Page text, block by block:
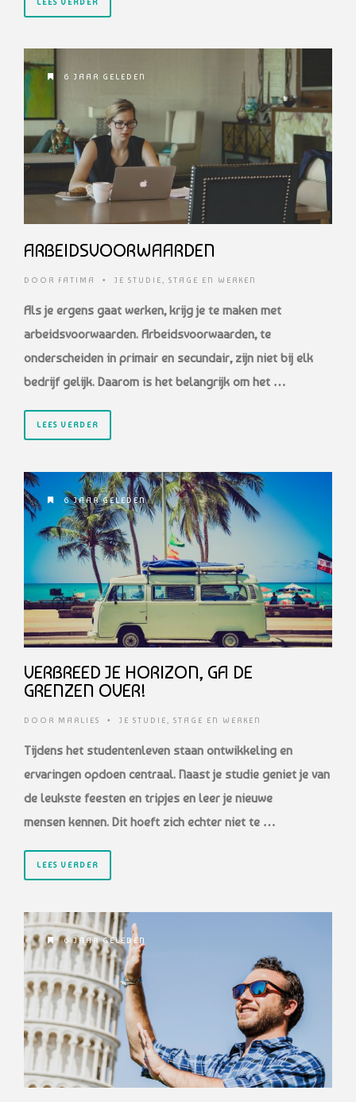
LEES VERDER
6 JAAR GELEDEN
ARBEIDSVOORWAARDEN
DOOR FATIMA • JE STUDIE, STAGE EN WERKEN
Als je ergens gaat werken, krijg je te maken met
arbeidsvoorwaarden. Arbeidsvoorwaarden, te
onderscheiden in primair en secundair, zijn niet bij elk
bedrijf gelijk. Daarom is het belangrijk om het …
LEES VERDER
6 JAAR GELEDEN
VERBREED JE HORIZON, GA DE
GRENZEN OVER!
DOOR MARLIES • JE STUDIE, STAGE EN WERKEN
Tijdens het studentenleven staan ontwikkeling en
ervaringen opdoen centraal. Naast je studie geniet je van
de leukste feesten en tripjes en leer je nieuwe
mensen kennen. Dit hoeft zich echter niet te …
LEES VERDER
6 JAAR GELEDEN